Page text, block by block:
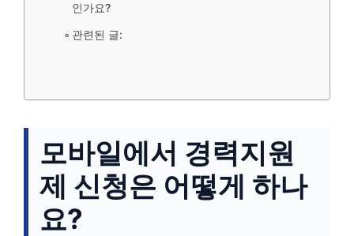
인가요?
관련된 글:
모바일에서 경력지원
제 신청은 어떻게 하나
요?